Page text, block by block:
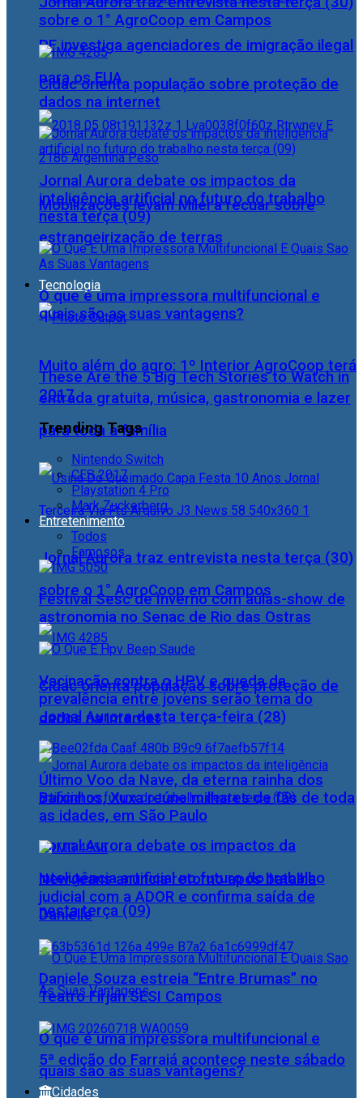
PF investiga agenciadores de imigração ilegal
para os EUA
Mobilizações levam Milei a recuar sobre
estrangeirização de terras
Tecnologia
Muito além do agro: 1º Interior AgroCoop terá
entrada gratuita, música, gastronomia e lazer
para toda a família
Jornal Aurora traz entrevista nesta terça (30)
sobre o 1° AgroCoop em Campos
Cidac orienta população sobre proteção de
dados na internet
Jornal Aurora debate os impactos da
inteligência artificial no futuro do trabalho
nesta terça (09)
O que é uma impressora multifuncional e
quais são as suas vantagens?
sobre o 1° AgroCoop em Campos
Cidac orienta população sobre proteção de
dados na internet
Jornal Aurora debate os impactos da
inteligência artificial no futuro do trabalho
nesta terça (09)
O que é uma impressora multifuncional e
quais são as suas vantagens?
These Are the 5 Big Tech Stories to Watch in
2017
Trending Tags
Nintendo Switch
CES 2017
Playstation 4 Pro
Mark Zuckerberg
Entretenimento
Todos
Famosos
Festival Sesc de Inverno com aulas-show de
astronomia no Senac de Rio das Ostras
Vacinação contra o HPV e queda da
prevalência entre jovens serão tema do
Jornal Aurora desta terça-feira (28)
Último Voo da Nave, da eterna rainha dos
Baixinhos, Xuxa reúne milhares de fãs de toda
as idades, em São Paulo
NewJeans anuncia retorno após batalha
judicial com a ADOR e confirma saída de
Danielle
Daniele Souza estreia “Entre Brumas” no
Teatro Firjan SESI Campos
5ª edição do Farraiá acontece neste sábado
Cidades